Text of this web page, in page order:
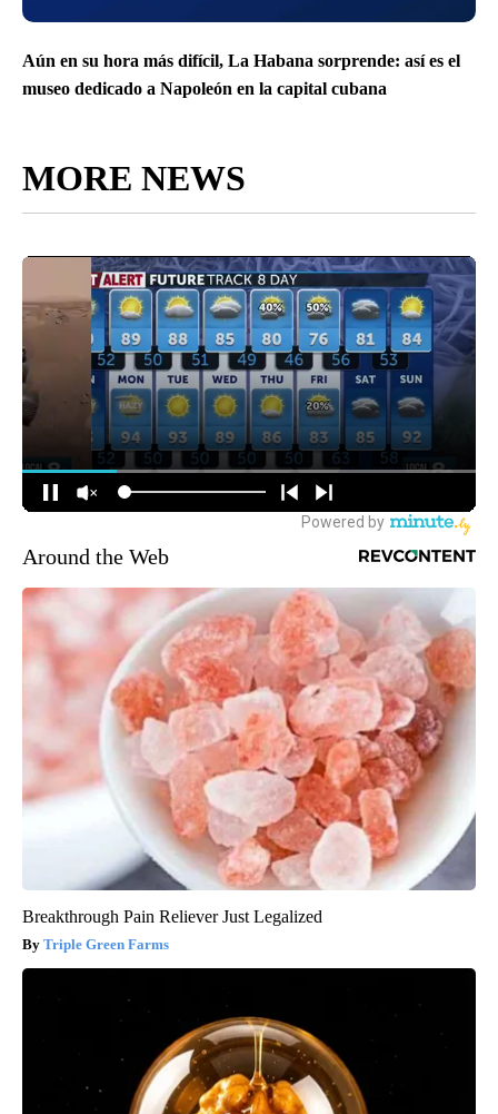
Aún en su hora más difícil, La Habana sorprende: así es el
museo dedicado a Napoleón en la capital cubana
MORE NEWS
Around the Web
Breakthrough Pain Reliever Just Legalized
Triple Green Farms